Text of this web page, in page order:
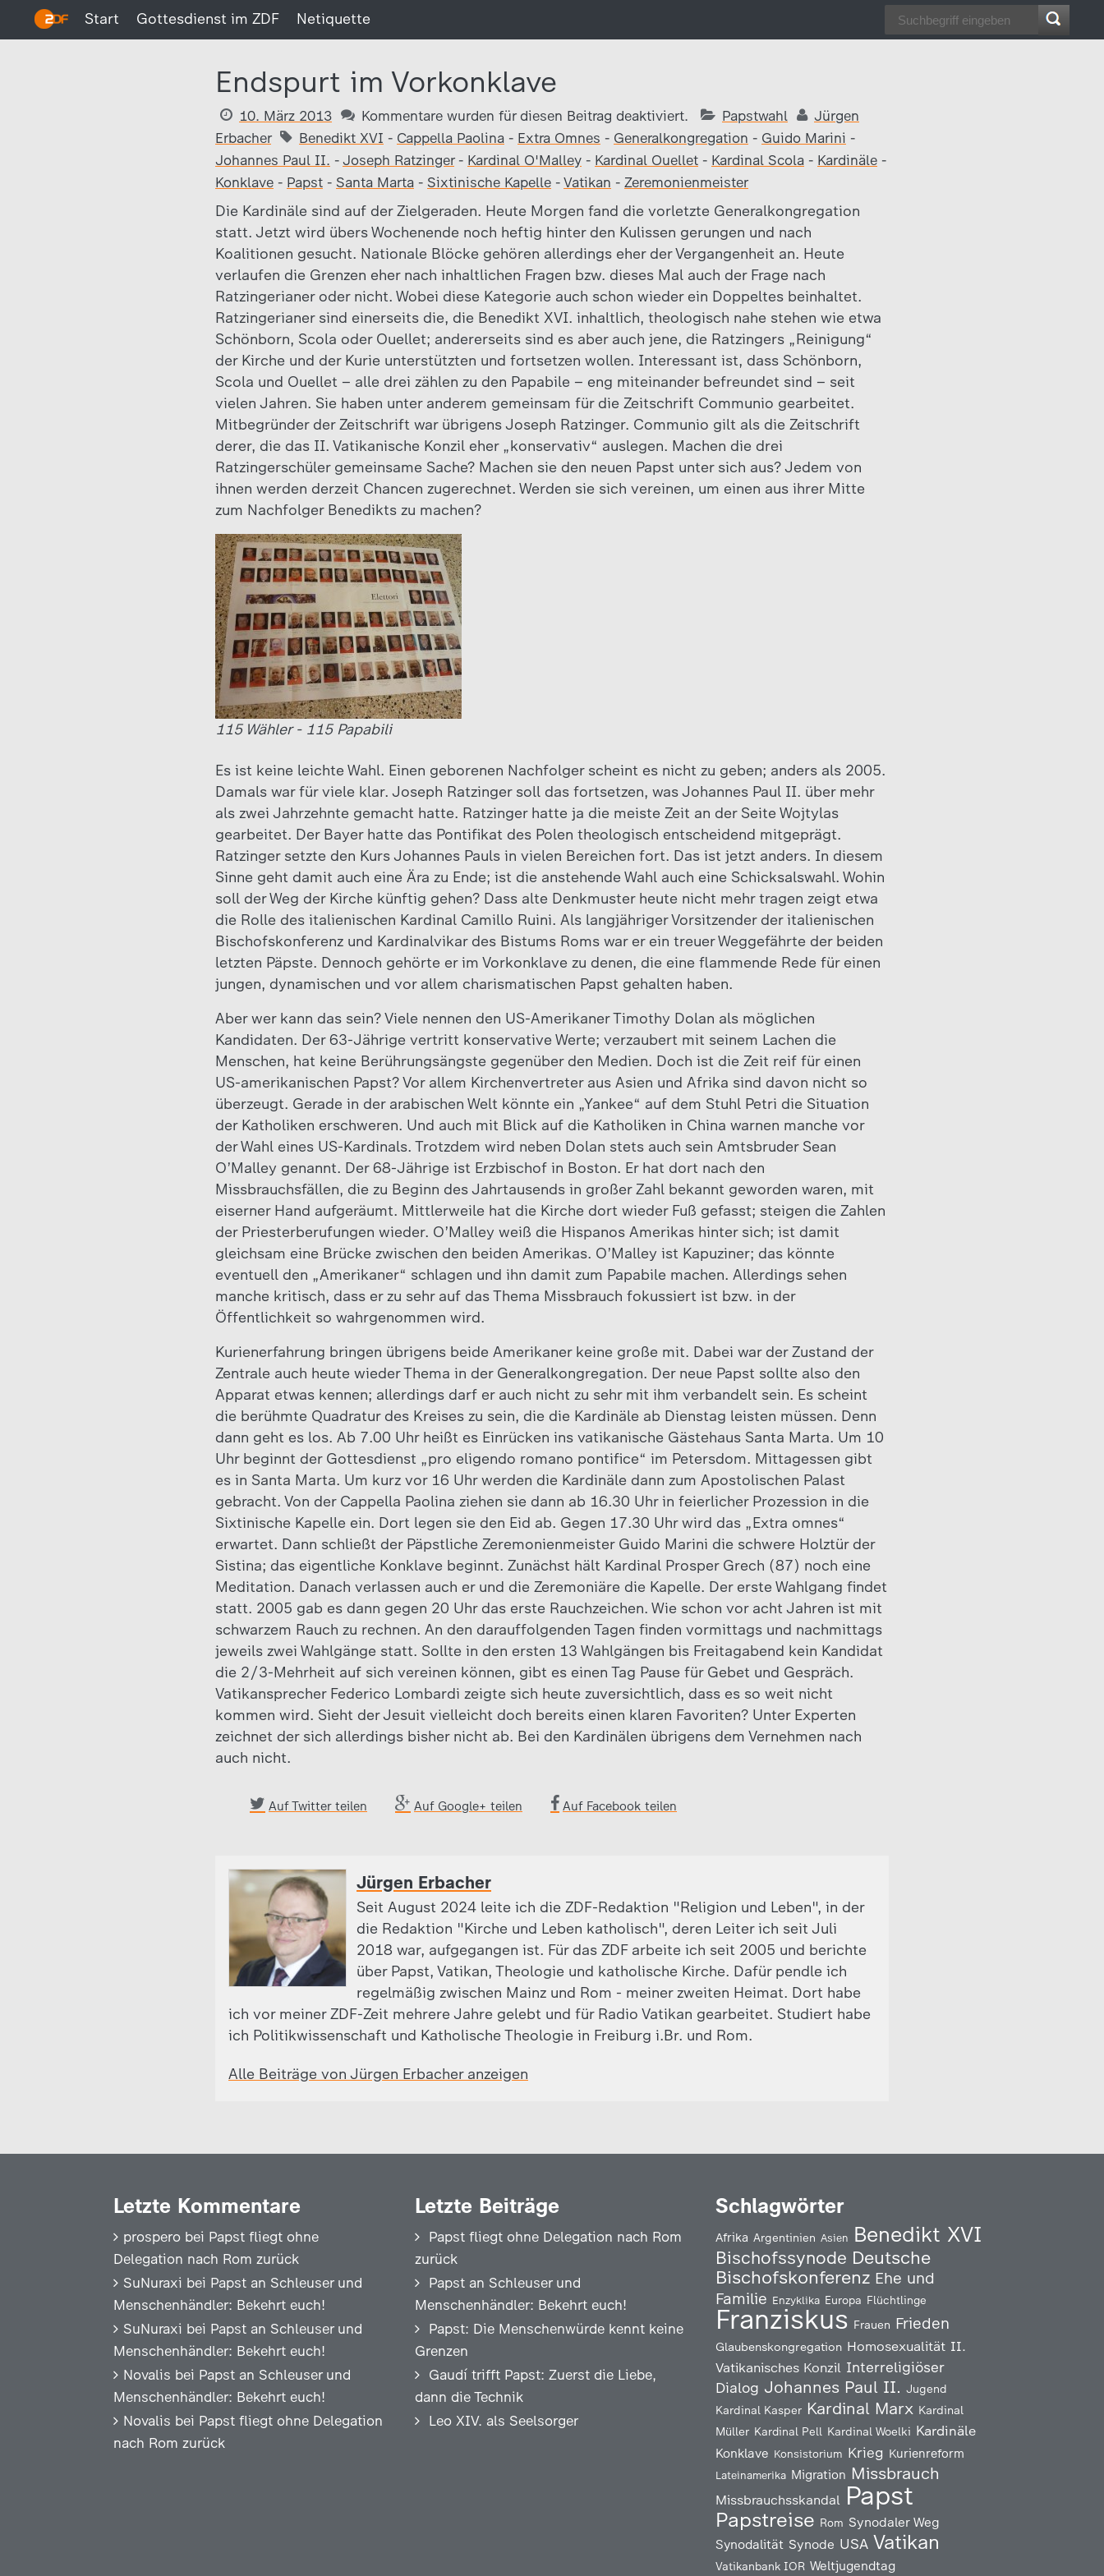
Start Gottesdienst im ZDF Netiquette
Endspurt im Vorkonklave
10. März 2013 Kommentare wurden für diesen Beitrag deaktiviert. Papstwahl
Jürgen
Erbacher
Benedikt XVI - Cappella Paolina - Extra Omnes - Generalkongregation - Guido Marini -
Johannes Paul II. - Joseph Ratzinger- Kardinal O'Malley - Kardinal Ouellet - Kardinal Scola - Kardinäle -
Konklave - Papst - Santa Marta - Sixtinische Kapelle - Vatikan - Zeremonienmeister
Die Kardinäle sind auf der Zielgeraden. Heute Morgen fand die vorletzte Generalkongregation
statt. Jetzt wird übers Wochenende noch heftig hinter den Kulissen gerungen und nach
Koalitionen gesucht. Nationale Blöcke gehören allerdings eher der Vergangenheit an. Heute
verlaufen die Grenzen eher nach inhaltlichen Fragen bzw. dieses Mal auch der Frage nach
Ratzingerianer oder nicht. Wobei diese Kategorie auch schon wieder ein Doppeltes beinhaltet.
Ratzingerianer sind einerseits die, die Benedikt XVI. inhaltlich, theologisch nahe stehen wie etwa
Schönborn, Scola oder Ouellet; andererseits sind es aber auch jene, die Ratzingers „Reinigung“
der Kirche und der Kurie unterstützten und fortsetzen wollen. Interessant ist, dass Schönborn,
Scola und Ouellet – alle drei zählen zu den Papabile – eng miteinander befreundet sind – seit
vielen Jahren. Sie haben unter anderem gemeinsam für die Zeitschrift Communio gearbeitet.
Mitbegründer der Zeitschrift war übrigens Joseph Ratzinger. Communio gilt als die Zeitschrift
derer, die das II. Vatikanische Konzil eher „konservativ“ auslegen. Machen die drei
Ratzingerschüler gemeinsame Sache? Machen sie den neuen Papst unter sich aus? Jedem von
ihnen werden derzeit Chancen zugerechnet. Werden sie sich vereinen, um einen aus ihrer Mitte
zum Nachfolger Benedikts zu machen?
115 Wähler - 115 Papabili
Es ist keine leichte Wahl. Einen geborenen Nachfolger scheint es nicht zu geben; anders als 2005.
Damals war für viele klar. Joseph Ratzinger soll das fortsetzen, was Johannes Paul II. über mehr
als zwei Jahrzehnte gemacht hatte. Ratzinger hatte ja die meiste Zeit an der Seite Wojtylas
gearbeitet. Der Bayer hatte das Pontifikat des Polen theologisch entscheidend mitgeprägt.
Ratzinger setzte den Kurs Johannes Pauls in vielen Bereichen fort. Das ist jetzt anders. In diesem
Sinne geht damit auch eine Ära zu Ende; ist die anstehende Wahl auch eine Schicksalswahl. Wohin
soll der Weg der Kirche künftig gehen? Dass alte Denkmuster heute nicht mehr tragen zeigt etwa
die Rolle des italienischen Kardinal Camillo Ruini. Als langjähriger Vorsitzender der italienischen
Bischofskonferenz und Kardinalvikar des Bistums Roms war er ein treuer Weggefährte der beiden
letzten Päpste. Dennoch gehörte er im Vorkonklave zu denen, die eine flammende Rede für einen
jungen, dynamischen und vor allem charismatischen Papst gehalten haben.
Aber wer kann das sein? Viele nennen den US-Amerikaner Timothy Dolan als möglichen
Kandidaten. Der 63-Jährige vertritt konservative Werte; verzaubert mit seinem Lachen die
Menschen, hat keine Berührungsängste gegenüber den Medien. Doch ist die Zeit reif für einen
US-amerikanischen Papst? Vor allem Kirchenvertreter aus Asien und Afrika sind davon nicht so
überzeugt. Gerade in der arabischen Welt könnte ein „Yankee“ auf dem Stuhl Petri die Situation
der Katholiken erschweren. Und auch mit Blick auf die Katholiken in China warnen manche vor
der Wahl eines US-Kardinals. Trotzdem wird neben Dolan stets auch sein Amtsbruder Sean
O’Malley genannt. Der 68-Jährige ist Erzbischof in Boston. Er hat dort nach den
Missbrauchsfällen, die zu Beginn des Jahrtausends in großer Zahl bekannt geworden waren, mit
eiserner Hand aufgeräumt. Mittlerweile hat die Kirche dort wieder Fuß gefasst; steigen die Zahlen
der Priesterberufungen wieder. O’Malley weiß die Hispanos Amerikas hinter sich; ist damit
gleichsam eine Brücke zwischen den beiden Amerikas. O’Malley ist Kapuziner; das könnte
eventuell den „Amerikaner“ schlagen und ihn damit zum Papabile machen. Allerdings sehen
manche kritisch, dass er zu sehr auf das Thema Missbrauch fokussiert ist bzw. in der
Öffentlichkeit so wahrgenommen wird.
Kurienerfahrung bringen übrigens beide Amerikaner keine große mit. Dabei war der Zustand der
Zentrale auch heute wieder Thema in der Generalkongregation. Der neue Papst sollte also den
Apparat etwas kennen; allerdings darf er auch nicht zu sehr mit ihm verbandelt sein. Es scheint
die berühmte Quadratur des Kreises zu sein, die die Kardinäle ab Dienstag leisten müssen. Denn
dann geht es los. Ab 7.00 Uhr heißt es Einrücken ins vatikanische Gästehaus Santa Marta. Um 10
Uhr beginnt der Gottesdienst „pro eligendo romano pontifice“ im Petersdom. Mittagessen gibt
es in Santa Marta. Um kurz vor 16 Uhr werden die Kardinäle dann zum Apostolischen Palast
gebracht. Von der Cappella Paolina ziehen sie dann ab 16.30 Uhr in feierlicher Prozession in die
Sixtinische Kapelle ein. Dort legen sie den Eid ab. Gegen 17.30 Uhr wird das „Extra omnes“
erwartet. Dann schließt der Päpstliche Zeremonienmeister Guido Marini die schwere Holztür der
Sistina; das eigentliche Konklave beginnt. Zunächst hält Kardinal Prosper Grech (87) noch eine
Meditation. Danach verlassen auch er und die Zeremoniäre die Kapelle. Der erste Wahlgang findet
statt. 2005 gab es dann gegen 20 Uhr das erste Rauchzeichen. Wie schon vor acht Jahren ist mit
schwarzem Rauch zu rechnen. An den darauffolgenden Tagen finden vormittags und nachmittags
jeweils zwei Wahlgänge statt. Sollte in den ersten 13 Wahlgängen bis Freitagabend kein Kandidat
die 2/3-Mehrheit auf sich vereinen können, gibt es einen Tag Pause für Gebet und Gespräch.
Vatikansprecher Federico Lombardi zeigte sich heute zuversichtlich, dass es so weit nicht
kommen wird. Sieht der Jesuit vielleicht doch bereits einen klaren Favoriten? Unter Experten
zeichnet der sich allerdings bisher nicht ab. Bei den Kardinälen übrigens dem Vernehmen nach
auch nicht.
Auf Twitter teilen Auf Google+ teilen Auf Facebook teilen
Jürgen Erbacher
Seit August 2024 leite ich die ZDF-Redaktion "Religion und Leben", in der
die Redaktion "Kirche und Leben katholisch", deren Leiter ich seit Juli
2018 war, aufgegangen ist. Für das ZDF arbeite ich seit 2005 und berichte
über Papst, Vatikan, Theologie und katholische Kirche. Dafür pendle ich
regelmäßig zwischen Mainz und Rom - meiner zweiten Heimat. Dort habe
ich vor meiner ZDF-Zeit mehrere Jahre gelebt und für Radio Vatikan gearbeitet. Studiert habe
ich Politikwissenschaft und Katholische Theologie in Freiburg i.Br. und Rom.
Alle Beiträge von Jürgen Erbacher anzeigen
Letzte Kommentare
prospero bei Papst fliegt ohne
Delegation nach Rom zurück
SuNuraxi bei Papst an Schleuser und
Menschenhändler: Bekehrt euch!
SuNuraxi bei Papst an Schleuser und
Menschenhändler: Bekehrt euch!
Novalis bei Papst an Schleuser und
Menschenhändler: Bekehrt euch!
Novalis bei Papst fliegt ohne Delegation
nach Rom zurück
Letzte Beiträge
Papst fliegt ohne Delegation nach Rom
zurück
Papst an Schleuser und
Menschenhändler: Bekehrt euch!
Papst: Die Menschenwürde kennt keine
Grenzen
Gaudí trifft Papst: Zuerst die Liebe,
dann die Technik
Leo XIV. als Seelsorger
Schlagwörter
Afrika Argentinien Asien Benedikt XVI
Bischofssynode Deutsche
Bischofskonferenz Ehe und
Familie Enzyklika Europa Flüchtlinge
Franziskus Frauen Frieden
Glaubenskongregation Homosexualität II.
Vatikanisches Konzil Interreligiöser
Dialog Johannes Paul II. Jugend
Kardinal Kasper Kardinal Marx Kardinal
Müller Kardinal Pell Kardinal Woelki Kardinäle
Konklave Konsistorium Krieg Kurienreform
Lateinamerika Migration Missbrauch
Missbrauchsskandal Papst
Papstreise Rom Synodaler Weg
Synodalität Synode USA Vatikan
Vatikanbank IOR Weltjugendtag